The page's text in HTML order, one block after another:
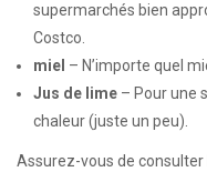
supermarchés bien
Costco.
miel – N’importe quel
Jus de lime – Pour une
chaleur (juste un peu).
Assurez-vous de